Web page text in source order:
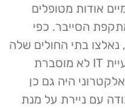
אודות מטופלים
הסייבר. כפי
שדווח על ידי אתר SC Media, נאלצו בתי החולים שלה
לעבוד במצב לא מקוון עקב בעיית IT לא מוסברת
היה גם כן
עם ניירת על מנת